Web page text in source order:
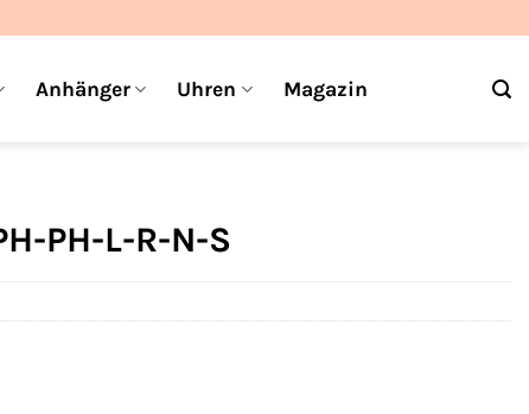
Anhänger Uhren Magazin
PH-L-R-N-S